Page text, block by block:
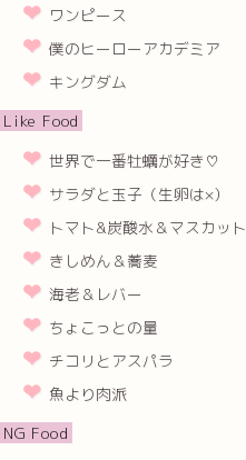
ワンピース
僕のヒーローアカデミア
キングダム
Like Food
世界で一番牡蠣が好き♡
サラダと玉子（生卵は×）
トマト&炭酸水＆マスカット
きしめん＆蕎麦
海老＆レバー
ちょこっとの量
チコリとアスパラ
魚より肉派
NG Food